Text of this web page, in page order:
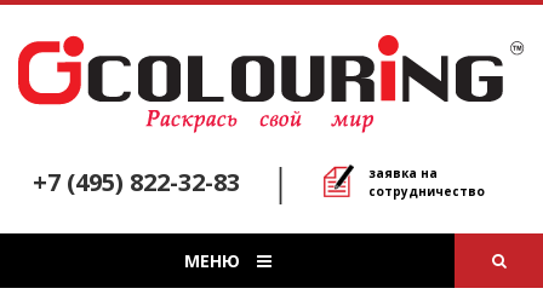
+7 (495) 822-32-83
заявка на
сотрудничество
МЕНЮ